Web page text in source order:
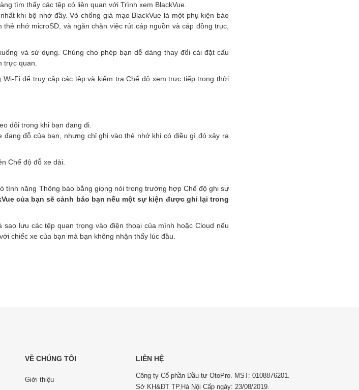
tìm thấy các tệp có liên quan với Trình xem BlackVue.
khi bộ nhớ đầy. Vỏ chống giả mạo BlackVue là một phụ kiện bảo
nhớ microSD, và ngăn chặn việc rút cáp nguồn và cáp đồng trục,
và sử dụng. Chúng cho phép bạn dễ dàng thay đổi cài đặt cấu
trực quan.
Fi để truy cập các tệp và kiểm tra Chế độ xem trực tiếp trong thời
dõi trong khi bạn đang đi.
đỗ của bạn, nhưng chỉ ghi vào thẻ nhớ khi có điều gì đó xảy ra
Chế độ đỗ xe dài.
tính năng Thông báo bằng giọng nói trong trường hợp Chế độ ghi sự
của bạn sẽ cảnh báo bạn nếu một sự kiện được ghi lại trong
lưu các tệp quan trọng vào điện thoại của mình hoặc Cloud nếu
chiếc xe của bạn mà bạn không nhận thấy lúc đầu.
VỀ CHÚNG TÔI
Giới thiệu
LIÊN HỆ
Công ty Cổ phần Đầu tư OtoPro. MST: 0108876201.
Sở KH&ĐT TP.Hà Nội Cấp ngày: 23/08/2019.